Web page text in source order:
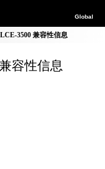
Global
3500 兼容性信息
容性信息